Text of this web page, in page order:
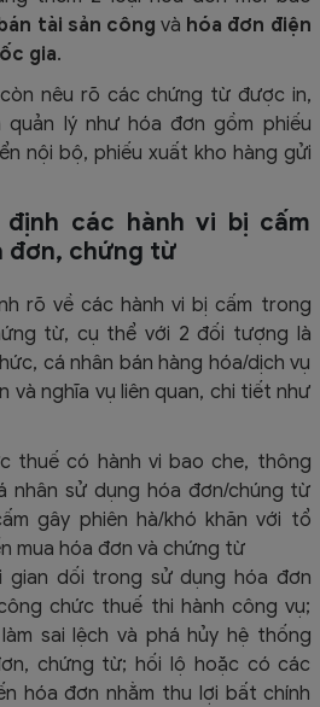
tài sản công và hóa đơn điện
gia.
còn nêu rõ các chứng từ được in,
lý như hóa đơn gồm phiếu
nội bộ, phiếu xuất kho hàng gửi
các hành vi bị cấm
đơn, chứng từ
rõ về các hành vi bị cấm trong
từ, cụ thể với 2 đối tượng là
cá nhân bán hàng hóa/dịch vụ
và nghĩa vụ liên quan, chi tiết như
thuế có hành vi bao che, thông
nhân sử dụng hóa đơn/chúng từ
gây phiên hà/khó khăn với tổ
mua hóa đơn và chứng từ
gian dối trong sử dụng hóa đơn
chức thuế thi hành công vụ;
sai lệch và phá hủy hệ thống
chứng từ; hối lộ hoặc có các
hóa đơn nhằm thu lợi bất chính